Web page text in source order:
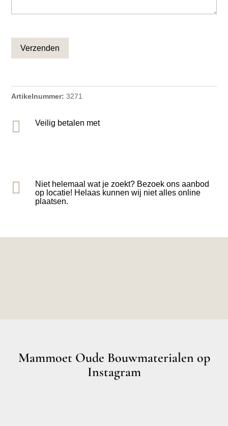
Artikelnummer: 3271
 Veilig betalen met

Niet helemaal wat je zoekt? Bezoek ons aanbod
op locatie! Helaas kunnen wij niet alles online
plaatsen.
Mammoet Oude Bouwmaterialen op
Instagram